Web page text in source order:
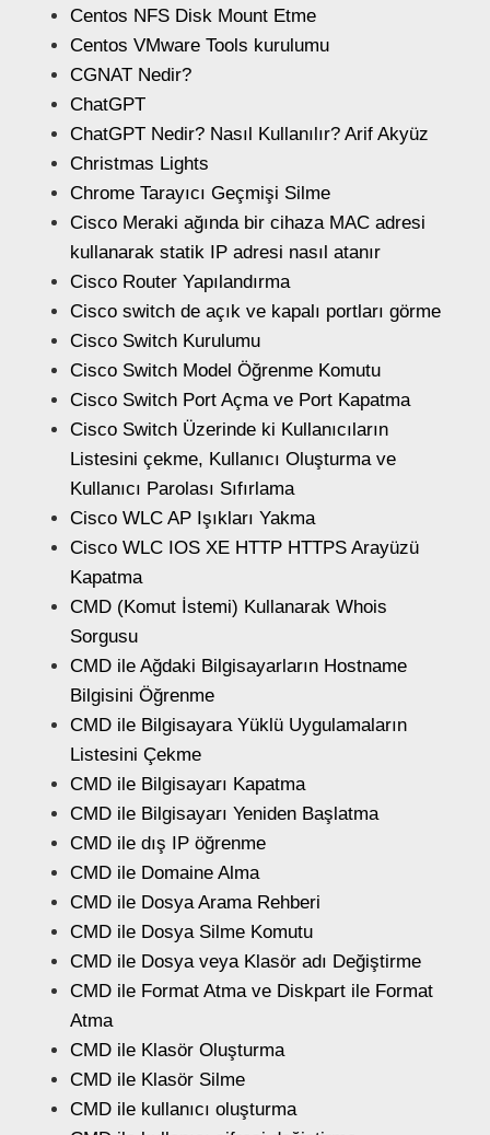
Centos NFS Disk Mount Etme
Centos VMware Tools kurulumu
CGNAT Nedir?
ChatGPT
ChatGPT Nedir? Nasıl Kullanılır? Arif Akyüz
Christmas Lights
Chrome Tarayıcı Geçmişi Silme
Cisco Meraki ağında bir cihaza MAC adresi
kullanarak statik IP adresi nasıl atanır
Cisco Router Yapılandırma
Cisco switch de açık ve kapalı portları görme
Cisco Switch Kurulumu
Cisco Switch Model Öğrenme Komutu
Cisco Switch Port Açma ve Port Kapatma
Cisco Switch Üzerinde ki Kullanıcıların
Listesini çekme, Kullanıcı Oluşturma ve
Kullanıcı Parolası Sıfırlama
Cisco WLC AP Işıkları Yakma
Cisco WLC IOS XE HTTP HTTPS Arayüzü
Kapatma
CMD (Komut İstemi) Kullanarak Whois
Sorgusu
CMD ile Ağdaki Bilgisayarların Hostname
Bilgisini Öğrenme
CMD ile Bilgisayara Yüklü Uygulamaların
Listesini Çekme
CMD ile Bilgisayarı Kapatma
CMD ile Bilgisayarı Yeniden Başlatma
CMD ile dış IP öğrenme
CMD ile Domaine Alma
CMD ile Dosya Arama Rehberi
CMD ile Dosya Silme Komutu
CMD ile Dosya veya Klasör adı Değiştirme
CMD ile Format Atma ve Diskpart ile Format
Atma
CMD ile Klasör Oluşturma
CMD ile Klasör Silme
CMD ile kullanıcı oluşturma